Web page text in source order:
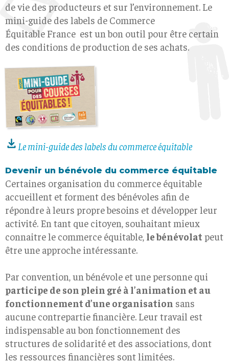
de vie des producteurs et sur l’environnement. Le
mini-guide des labels de Commerce
Équitable France est un bon outil pour être certain
des conditions de production de ses achats.
Le mini-guide des labels du commerce équitable
Devenir un bénévole du commerce équitable
Certaines organisation du commerce équitable
accueillent et forment des bénévoles afin de
répondre à leurs propre besoins et développer leur
activité. En tant que citoyen, souhaitant mieux
connaitre le commerce équitable, le bénévolat peut
être une approche intéressante.
Par convention, un bénévole et une personne qui
participe de son plein gré à l’animation et au
fonctionnement d’une organisation sans
aucune contrepartie financière. Leur travail est
indispensable au bon fonctionnement des
structures de solidarité et des associations, dont
les ressources financières sont limitées.